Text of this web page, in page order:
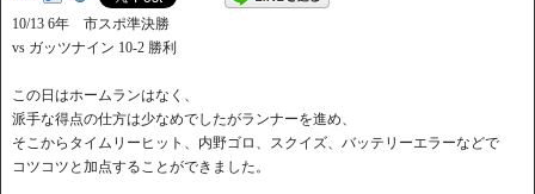
10/13 6年 市スポ準決勝
vs ガッツナイン 10-2 勝利
この日はホームランはなく、
派手な得点の仕方は少なめでしたがランナーを進め、
そこからタイムリーヒット、内野ゴロ、スクイズ、バッテリーエラーなどで
コツコツと加点することができました。